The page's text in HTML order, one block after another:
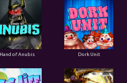
Hand of Anubis Dork Unit